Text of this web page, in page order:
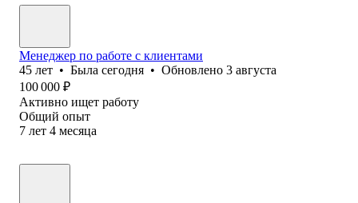
Менеджер по работе с клиентами
45 лет • Была сегодня • Обновлено 3 августа
100 000 ₽
Активно ищет работу
Общий опыт
7 лет 4 месяца